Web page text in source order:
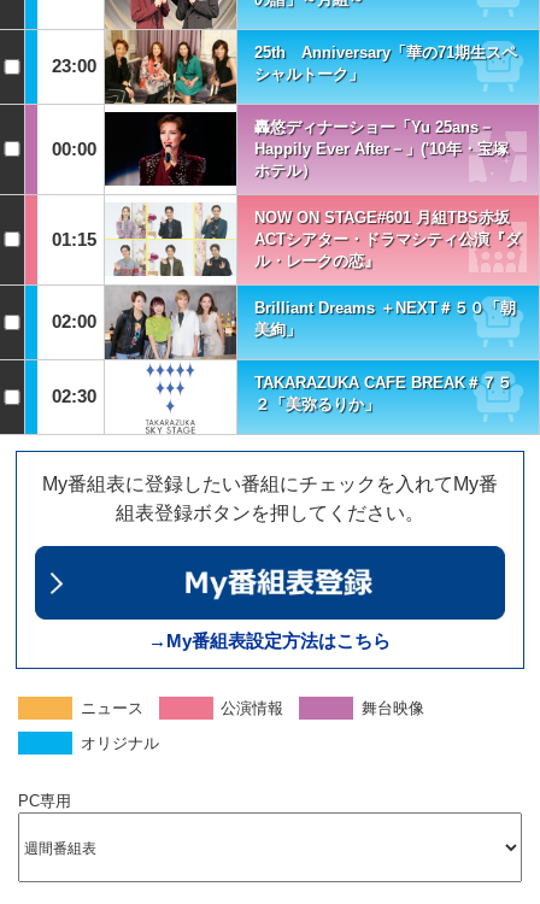
23:00
25th Anniversary「華の71期生スペ
シャルトーク」
00:00
轟悠ディナーショー「Yu 25ans－
Happily Ever After－」('10年・宝塚
ホテル）
01:15
NOW ON STAGE#601 月組TBS赤坂
ACTシアター・ドラマシティ公演『ダ
ル・レークの恋』
02:00
Brilliant Dreams ＋NEXT＃５０「朝
美絢」
02:30
TAKARAZUKA CAFE BREAK＃７５
２「美弥るりか」
My番組表に登録したい番組にチェックを入れてMy番
組表登録ボタンを押してください。
→My番組表設定方法はこちら
ニュース 公演情報
舞台映像
オリジナル
PC専用